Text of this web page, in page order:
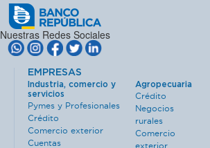
Nuestras Redes Sociales
EMPRESAS
Industria, comercio y
servicios
Pymes y Profesionales
Crédito
Comercio exterior
Cuentas
Agropecuaria
Crédito
Negocios
rurales
Comercio
exterior